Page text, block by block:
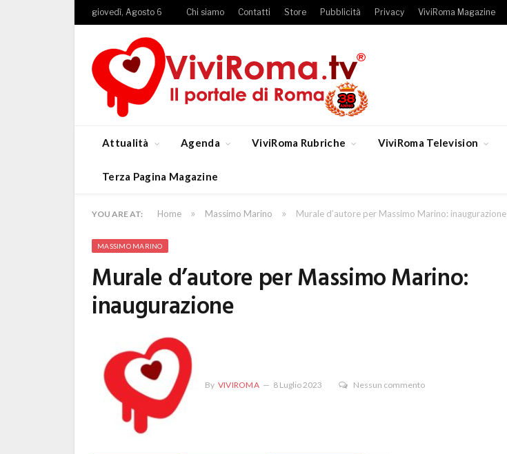
giovedì, Agosto 6 Chi siamo Contatti Store Pubblicità Privacy ViviRoma Magazine
Attualità Agenda ViviRoma Rubriche ViviRoma Television
Terza Pagina Magazine
YOU ARE AT: Home » Massimo Marino » Murale d’autore per Massimo Marino: inaugurazione
MASSIMO MARINO
Murale d’autore per Massimo Marino:
inaugurazione
By VIVIROMA 8 Luglio 2023 Nessun commento